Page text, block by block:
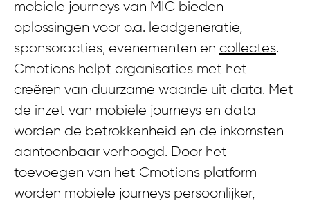
mobiele journeys van MIC bieden
oplossingen voor o.a. leadgeneratie,
sponsoracties, evenementen en collectes.
Cmotions helpt organisaties met het
creëren van duurzame waarde uit data. Met
de inzet van mobiele journeys en data
worden de betrokkenheid en de inkomsten
aantoonbaar verhoogd. Door het
toevoegen van het Cmotions platform
worden mobiele journeys persoonlijker,